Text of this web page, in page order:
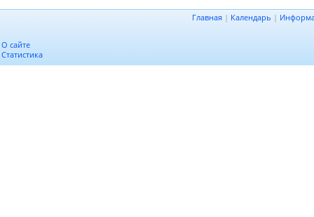
Главная | Календарь |
О сайте
Статистика